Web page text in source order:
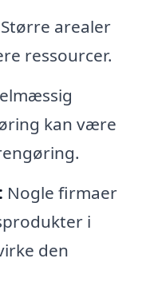
Større arealer
ressourcer.
kan være
Nogle firmaer
i
den